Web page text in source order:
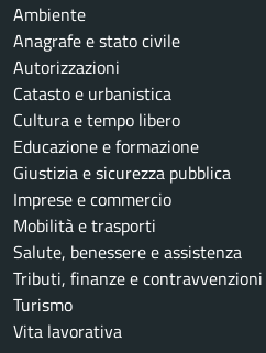
Ambiente
Anagrafe e stato civile
Autorizzazioni
Catasto e urbanistica
Cultura e tempo libero
Educazione e formazione
Giustizia e sicurezza pubblica
Imprese e commercio
Mobilità e trasporti
Salute, benessere e assistenza
Tributi, finanze e contravvenzioni
Turismo
Vita lavorativa